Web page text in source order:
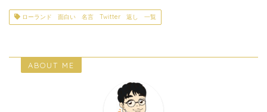
ローランド 面白い 名言 Twitter 返し 一覧
ABOUT ME